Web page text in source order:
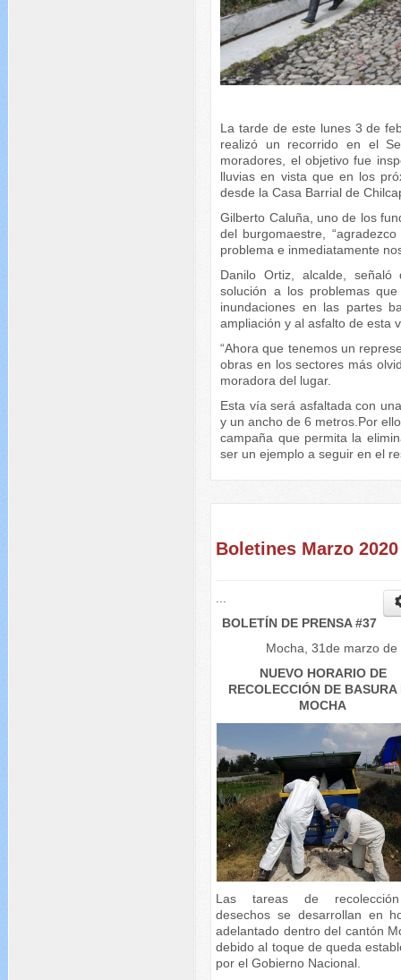
La tarde de este lunes 3 de
realizó un recorrido en el
moradores, el objetivo fue
lluvias en vista que en los
desde la Casa Barrial de
Gilberto Caluña, uno de los
del burgomaestre,
problema e inmediatamente
Danilo Ortiz, alcalde,
solución a los problemas
inundaciones en las partes
ampliación y al asfalto de esta
“Ahora que tenemos un
obras en los sectores más
moradora del lugar.
Esta vía será asfaltada con
y un ancho de 6 metros.Por
campaña que permita la
ser un ejemplo a seguir en el
Boletines Marzo 2020
BOLETÍN DE PRENSA #37
Mocha, 31de marzo de
NUEVO HORARIO DE
RECOLECCIÓN DE BASURA
MOCHA
Las tareas de
desechos se desarrollan en
adelantado dentro del cantón
debido al toque de queda
por el Gobierno Nacional.